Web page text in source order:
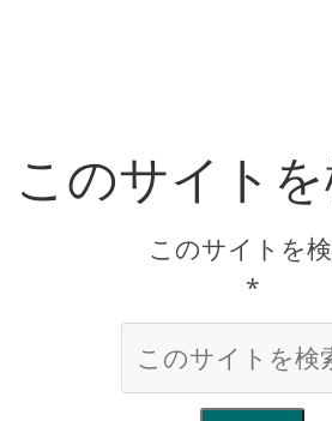
このサイト
このサイトを
*